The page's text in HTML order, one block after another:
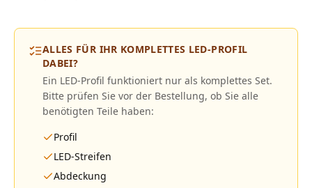
ALLES FÜR IHR KOMPLETTES LED-PROFIL
DABEI?
Ein LED-Profil funktioniert nur als komplettes Set.
Bitte prüfen Sie vor der Bestellung, ob Sie alle
benötigten Teile haben:
Profil
LED-Streifen
Abdeckung